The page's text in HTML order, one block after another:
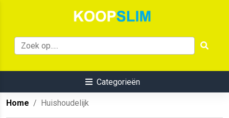
Categorieën
Home Huishoudelijk